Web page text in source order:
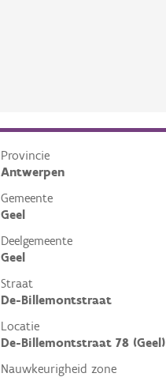
Provincie
Antwerpen
Gemeente
Geel
Deelgemeente
Geel
Straat
De-Billemontstraat
Locatie
De-Billemontstraat 78 (Geel)
Nauwkeurigheid zone